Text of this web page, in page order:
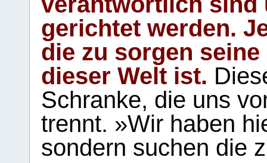
gerichtet werden.
die zu sorgen
dieser Welt ist.
Schranke, die uns
trennt. »Wir haben
sondern suchen die